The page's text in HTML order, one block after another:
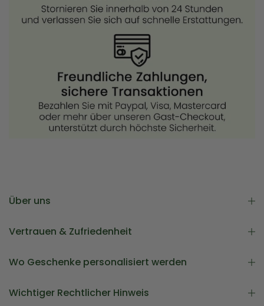
Über uns
Vertrauen & Zufriedenheit
Wo Geschenke personalisiert werden
Wichtiger Rechtlicher Hinweis